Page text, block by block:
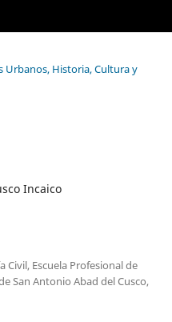
Urbanos, Historia, Cultura y
Incaico
Escuela Profesional de
San Antonio Abad del Cusco,